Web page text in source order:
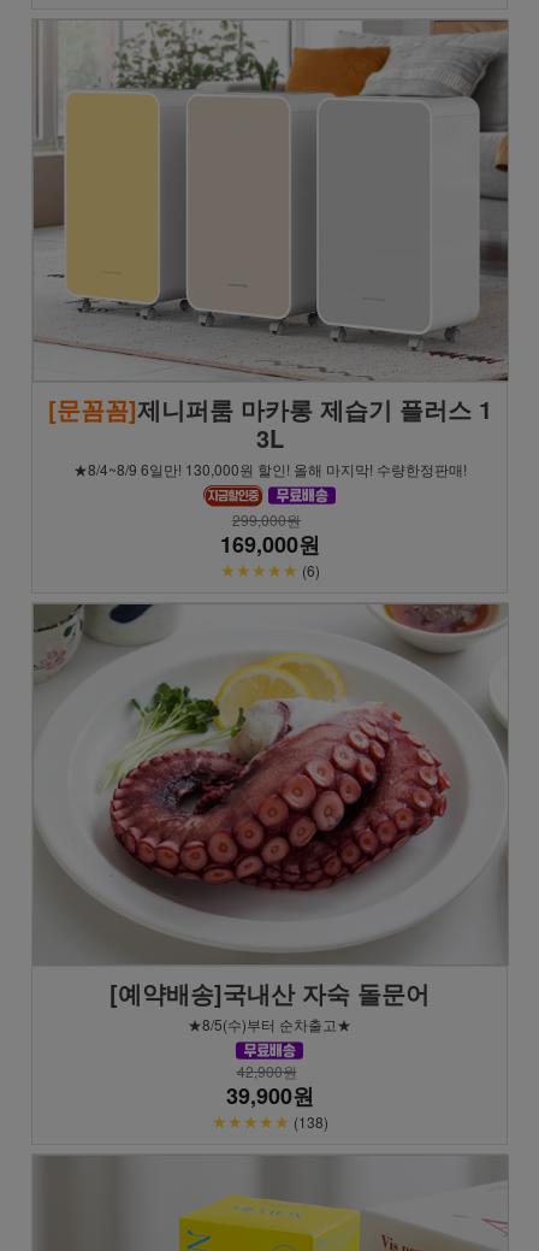
[문꼼꼼]제니퍼룸 마카롱 제습기 플러스 1
3L
★8/4~8/9 6일만! 130,000원 할인! 올해 마지막! 수량한정판매!
299,000원
169,000원
★★★★★ (6)
[예약배송]국내산 자숙 돌문어
★8/5(수)부터 순차출고★
42,900원
39,900원
★★★★★ (138)